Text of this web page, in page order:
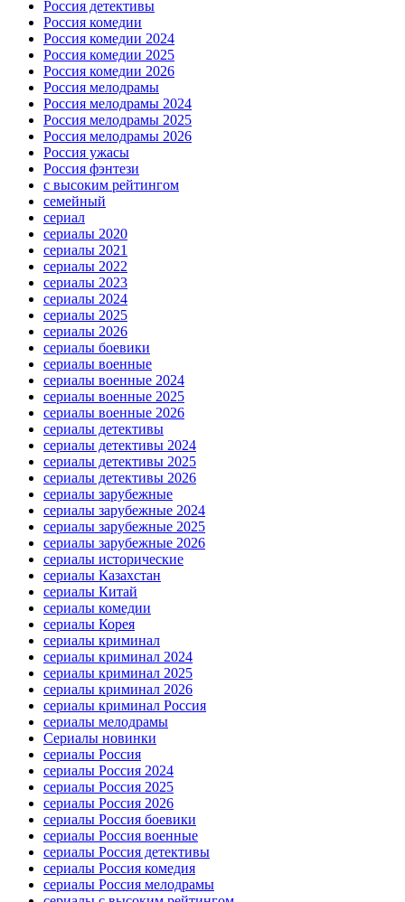
Россия детективы
Россия комедии
Россия комедии 2024
Россия комедии 2025
Россия комедии 2026
Россия мелодрамы
Россия мелодрамы 2024
Россия мелодрамы 2025
Россия мелодрамы 2026
Россия ужасы
Россия фэнтези
с высоким рейтингом
семейный
сериал
сериалы 2020
сериалы 2021
сериалы 2022
сериалы 2023
сериалы 2024
сериалы 2025
сериалы 2026
сериалы боевики
сериалы военные
сериалы военные 2024
сериалы военные 2025
сериалы военные 2026
сериалы детективы
сериалы детективы 2024
сериалы детективы 2025
сериалы детективы 2026
сериалы зарубежные
сериалы зарубежные 2024
сериалы зарубежные 2025
сериалы зарубежные 2026
сериалы исторические
сериалы Казахстан
сериалы Китай
сериалы комедии
сериалы Корея
сериалы криминал
сериалы криминал 2024
сериалы криминал 2025
сериалы криминал 2026
сериалы криминал Россия
сериалы мелодрамы
Сериалы новинки
сериалы Россия
сериалы Россия 2024
сериалы Россия 2025
сериалы Россия 2026
сериалы Россия боевики
сериалы Россия военные
сериалы Россия детективы
сериалы Россия комедия
сериалы Россия мелодрамы